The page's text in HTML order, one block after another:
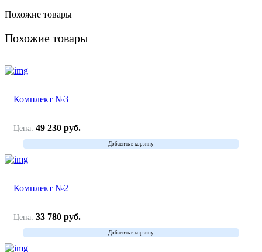
Похожие товары
Похожие товары
Комплект №3
Цена: 49 230 руб.
Добавить в корзину
Комплект №2
Цена: 33 780 руб.
Добавить в корзину